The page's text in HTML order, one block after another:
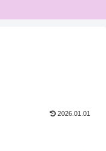
2026.01.01